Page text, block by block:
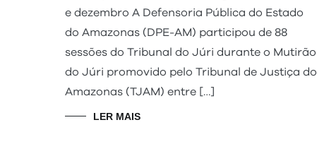
e dezembro A Defensoria Pública do Estado
do Amazonas (DPE-AM) participou de 88
sessões do Tribunal do Júri durante o Mutirão
do Júri promovido pelo Tribunal de Justiça do
Amazonas (TJAM) entre […]
LER MAIS